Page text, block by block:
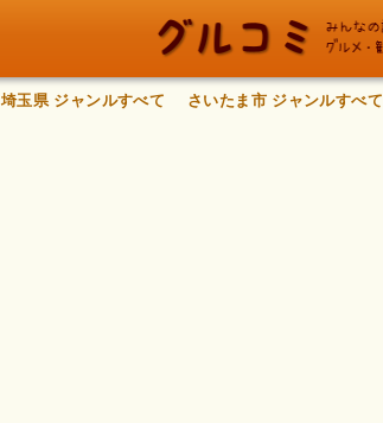
埼玉県 ジャンルすべて
さいたま市 ジャンルすべて